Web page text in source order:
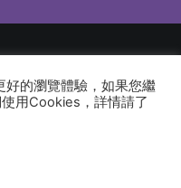
All rights reserved
的瀏覽體驗，如果您繼
用Cookies，詳情請了